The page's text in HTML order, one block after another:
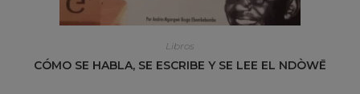
Libros
CÓMO SE HABLA, SE ESCRIBE Y SE LEE EL NDÒWĒ